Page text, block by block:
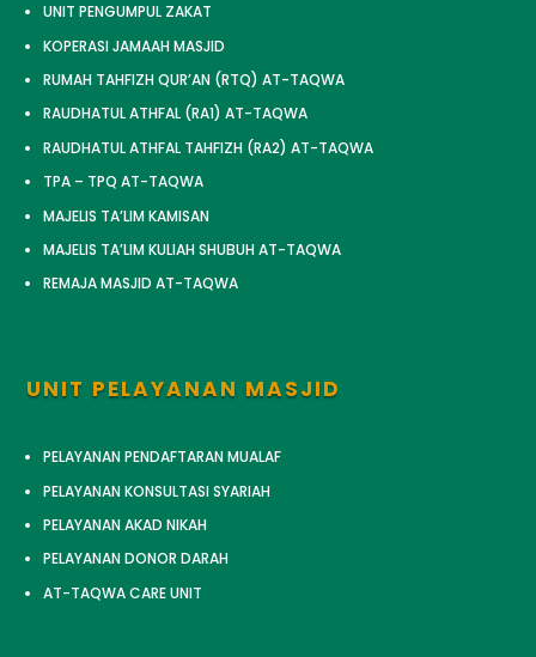
UNIT PENGUMPUL ZAKAT
KOPERASI JAMAAH MASJID
RUMAH TAHFIZH QUR’AN (RTQ) AT-TAQWA
RAUDHATUL ATHFAL (RA1) AT-TAQWA
RAUDHATUL ATHFAL TAHFIZH (RA2) AT-TAQWA
TPA – TPQ AT-TAQWA
MAJELIS TA’LIM KAMISAN
MAJELIS TA’LIM KULIAH SHUBUH AT-TAQWA
REMAJA MASJID AT-TAQWA
UNIT PELAYANAN MASJID
PELAYANAN PENDAFTARAN MUALAF
PELAYANAN KONSULTASI SYARIAH
PELAYANAN AKAD NIKAH
PELAYANAN DONOR DARAH
AT-TAQWA CARE UNIT